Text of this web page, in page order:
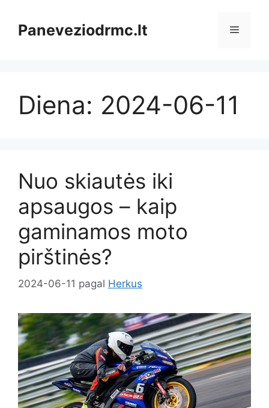
turinioPaneveziodrmc.lt Meniu
Diena: 2024-06-11
Nuo skiautės iki
apsaugos – kaip
gaminamos moto
pirštinės?
2024-06-11 pagal Herkus